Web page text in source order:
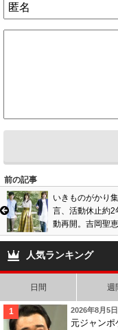
前の記事
いきものがかり
言、活動休止約2
動再開。吉岡聖
ビューでメンバ
説、解散説浮上
人気ランキング
日間 週
2026年8月5
元ジャン